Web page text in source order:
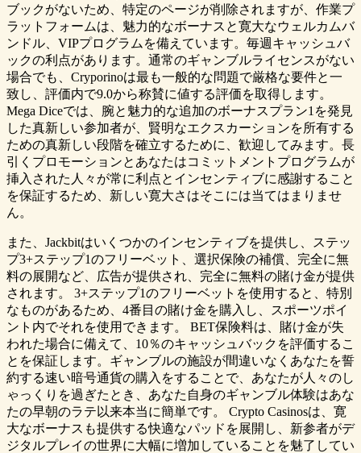
ブックがないため、特定のページが削除されますが、作業プ
ラットフォームは、魅力的なボーナスと寛大なウェルカムバ
ンドル、VIPプログラムを備えています。毎週キャッシュバ
ックの利点があります。通常のギャンブルライセンスがない
場合でも、Cryporinoは最も一般的な問題で厳格な要件と一
致し、評価内で9.0から称賛に値する評価を取得します。
Mega Diceでは、腕と魅力的な追加のボーナスプラン1を発見
した真新しい参加者が、賢明なエクスカーションを所有する
ための真新しい段階を確立するために、歓迎してみます。長
引くプロモーションとあなたはコミットメントプログラムが
挿入された人々が常に利点とインセンティブに感謝すること
を保証するため、新しい寛大さはそこには当てはまりませ
ん。
また、Jackbitはいくつかのインセンティブを提供し、ステッ
プ3+ステップ1のフリーベット、選択保険の補償、完全に無
料の展開など、広告が提供され、完全に無料の賭け金が提供
されます。 3+ステップ1のフリーベットを使用すると、特別
なものがあるため、4番目の賭け金を購入し、スポーツポイ
ント内でそれを使用できます。 BET保険料は、賭け金が失
われた場合に備えて、10％のキャッシュバックを評価するこ
とを保証します。ギャンブルの施設が間違いなくあなたを誓
約する速い暗号通貨の購入をすることで、あなたが人々のし
ゃっくりを過ぎたとき、あなた自身のギャンブル体験はあな
たの早朝のラテ以来本当に簡単です。 Crypto Casinosは、寛
大なボーナスも提供する快適なパッドを展開し、新参者がデ
ジタルプレイの世界に大幅に増加していることを魅了してい